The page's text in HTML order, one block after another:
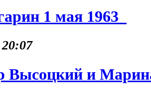
1 мая 1963
Высоцкий и